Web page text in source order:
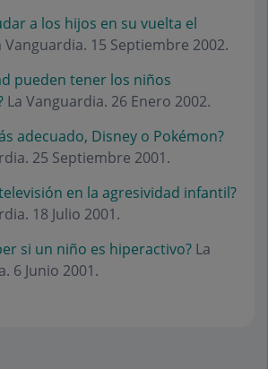
a los hijos en su vuelta el
Vanguardia. 15 Septiembre 2002.
pueden tener los niños
La Vanguardia. 26 Enero 2002.
adecuado, Disney o Pokémon?
25 Septiembre 2001.
en la agresividad infantil?
18 Julio 2001.
si un niño es hiperactivo? La
6 Junio 2001.